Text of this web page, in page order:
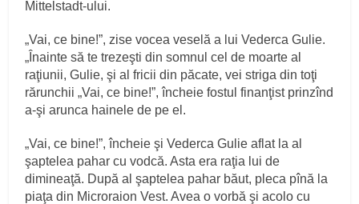
Mittelstadt-ului.
„Vai, ce bine!”, zise vocea veselă a lui Vederca Gulie.
„Înainte să te trezeşti din somnul cel de moarte al
raţiunii, Gulie, şi al fricii din păcate, vei striga din toţi
rărunchii „Vai, ce bine!”, încheie fostul finanţist prinzînd
a-şi arunca hainele de pe el.
„Vai, ce bine!”, încheie şi Vederca Gulie aflat la al
şaptelea pahar cu vodcă. Asta era raţia lui de
dimineaţă. După al şaptelea pahar băut, pleca pînă la
piaţa din Microraion Vest. Avea o vorbă şi acolo cu